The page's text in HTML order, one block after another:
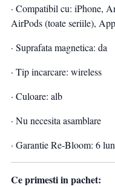
· Compatibil cu: iPhone,
AirPods (toate seriile),
· Suprafata magnetica: da
· Tip incarcare: wireless
· Culoare: alb
· Nu necesita asamblare
· Garantie Re-Bloom: 6
Ce primesti in pachet: